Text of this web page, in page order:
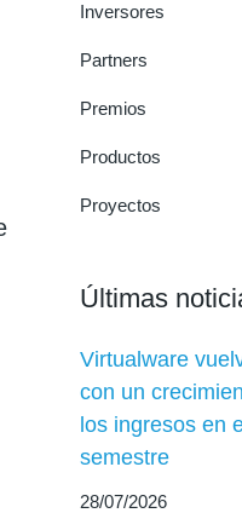
Inversores
Partners
Premios
Productos
Proyectos
Últimas
Virtualware
con un
los ingresos en
semestre
28/07/2026